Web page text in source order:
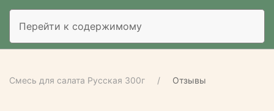
Перейти к содержимому
Смесь для салата Русская 300г Отзывы